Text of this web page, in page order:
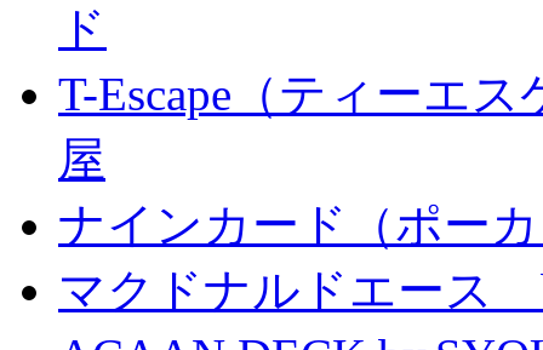
ド
T-Escape（ティーエ
屋
ナインカード（ポー
マクドナルドエース